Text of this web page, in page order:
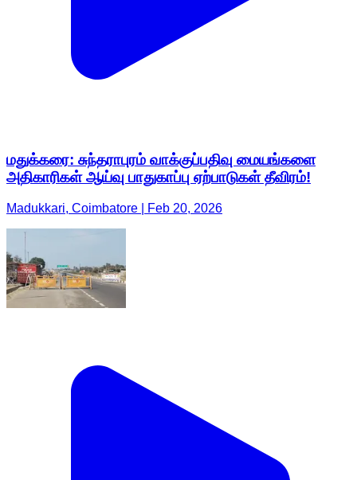
மதுக்கரை: சுந்தராபுரம் வாக்குப்பதிவு மையங்களை
அதிகாரிகள் ஆய்வு பாதுகாப்பு ஏற்பாடுகள் தீவிரம்!
Madukkari, Coimbatore | Feb 20, 2026